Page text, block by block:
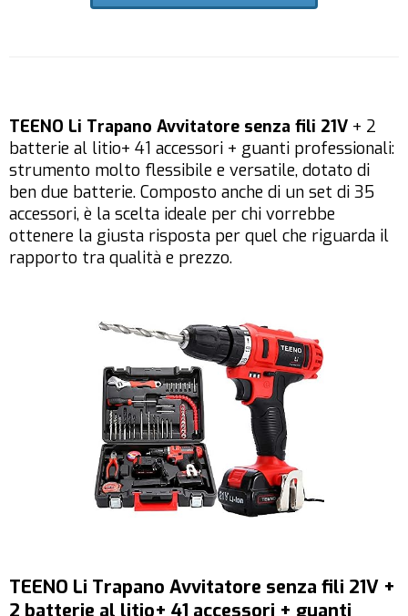
TEENO Li Trapano Avvitatore senza fili 21V + 2
batterie al litio+ 41 accessori + guanti professionali:
strumento molto flessibile e versatile, dotato di
ben due batterie. Composto anche di un set di 35
accessori, è la scelta ideale per chi vorrebbe
ottenere la giusta risposta per quel che riguarda il
rapporto tra qualità e prezzo.
TEENO Li Trapano Avvitatore senza fili 21V +
2 batterie al litio+ 41 accessori + guanti